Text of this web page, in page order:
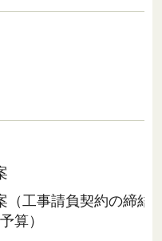
（工事請負契約の締結
算）